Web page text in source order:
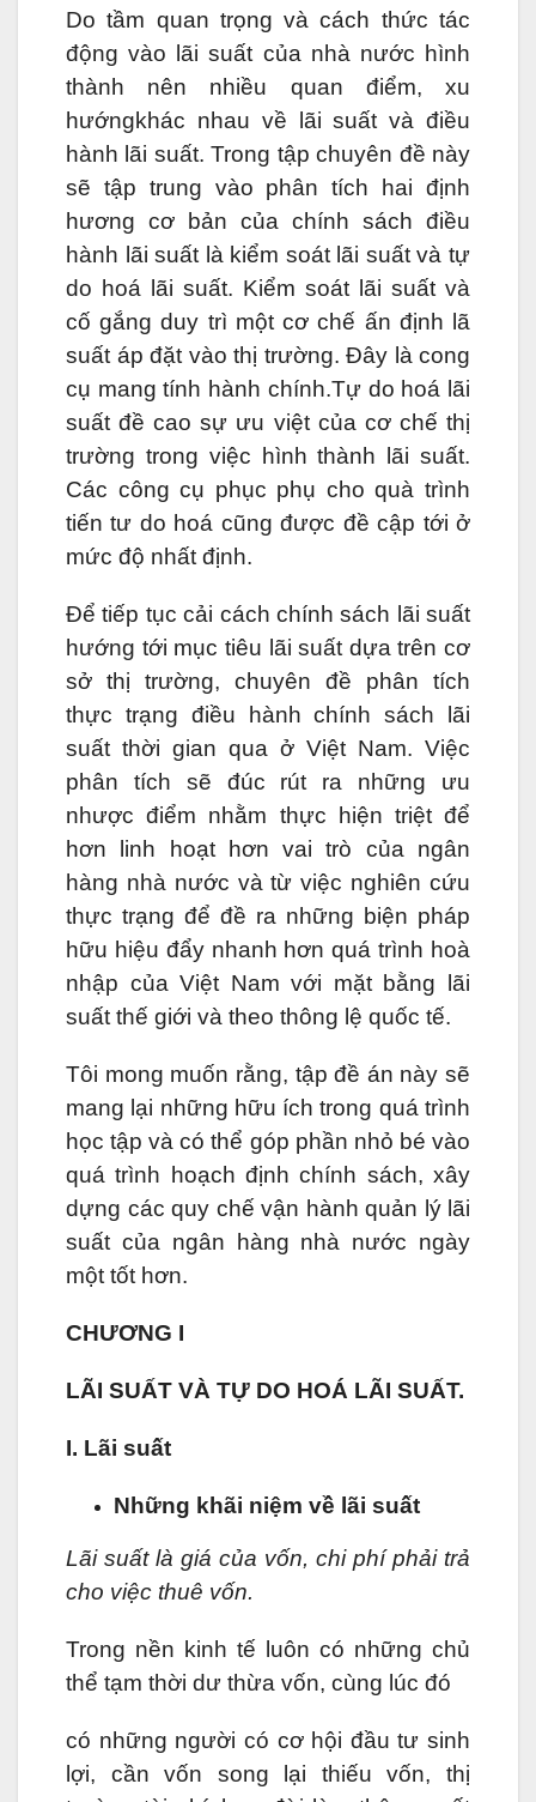
Do tầm quan trọng và cách thức tác
động vào lãi suất của nhà nước hình
thành nên nhiều quan điểm, xu
hướngkhác nhau về lãi suất và điều
hành lãi suất. Trong tập chuyên đề này
sẽ tập trung vào phân tích hai định
hương cơ bản của chính sách điều
hành lãi suất là kiểm soát lãi suất và tự
do hoá lãi suất. Kiểm soát lãi suất và
cố gắng duy trì một cơ chế ấn định lã
suất áp đặt vào thị trường. Đây là cong
cụ mang tính hành chính.Tự do hoá lãi
suất đề cao sự ưu việt của cơ chế thị
trường trong việc hình thành lãi suất.
Các công cụ phục phụ cho quà trình
tiến tư do hoá cũng được đề cập tới ở
mức độ nhất định.
Để tiếp tục cải cách chính sách lãi suất
hướng tới mục tiêu lãi suất dựa trên cơ
sở thị trường, chuyên đề phân tích
thực trạng điều hành chính sách lãi
suất thời gian qua ở Việt Nam. Việc
phân tích sẽ đúc rút ra những ưu
nhược điểm nhằm thực hiện triệt để
hơn linh hoạt hơn vai trò của ngân
hàng nhà nước và từ việc nghiên cứu
thực trạng để đề ra những biện pháp
hữu hiệu đẩy nhanh hơn quá trình hoà
nhập của Việt Nam với mặt bằng lãi
suất thế giới và theo thông lệ quốc tế.
Tôi mong muốn rằng, tập đề án này sẽ
mang lại những hữu ích trong quá trình
học tập và có thể góp phần nhỏ bé vào
quá trình hoạch định chính sách, xây
dựng các quy chế vận hành quản lý lãi
suất của ngân hàng nhà nước ngày
một tốt hơn.
CHƯƠNG I
LÃI SUẤT VÀ TỰ DO HOÁ LÃI SUẤT.
I. Lãi suất
Những khãi niệm về lãi suất
Lãi suất là giá của vốn, chi phí phải trả
cho việc thuê vốn.
Trong nền kinh tế luôn có những chủ
thể tạm thời dư thừa vốn, cùng lúc đó
có những người có cơ hội đầu tư sinh
lợi, cần vốn song lại thiếu vốn, thị